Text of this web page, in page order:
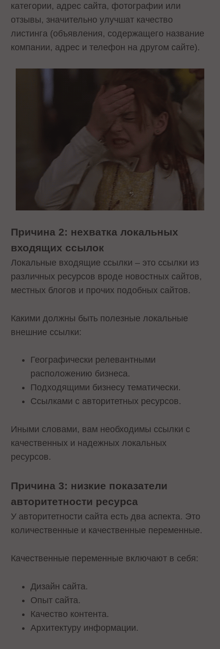
категории, адрес сайта, фотографии или
отзывы, значительно улучшат качество
листинга (объявления, содержащего название
компании, адрес и телефон на другом сайте).
Причина 2: нехватка локальных
входящих ссылок
Локальные входящие ссылки – это ссылки из
различных ресурсов вроде новостных сайтов,
местных блогов и прочих подобных сайтов.
Какими должны быть полезные локальные
внешние ссылки:
Географически релевантными
расположению бизнеса.
Подходящими бизнесу тематически.
Ссылками с авторитетных ресурсов.
Иными словами, вам необходимы ссылки с
качественных и надежных локальных
ресурсов.
Причина 3: низкие показатели
авторитетности ресурса
У авторитетности сайта есть два аспекта. Это
количественные и качественные переменные.
Качественные переменные включают в себя:
Дизайн сайта.
Опыт сайта.
Качество контента.
Архитектуру информации.